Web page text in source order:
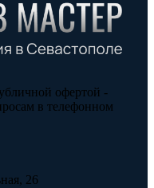
офертой -
в телефонном
26